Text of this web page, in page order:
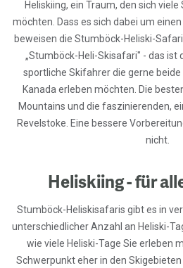
Heliskiing, ein Traum, den sich
möchten. Dass es sich dabei um
beweisen die Stumböck-Heliski-
„Stumböck-Heli-Skisafari" - das ist
sportliche Skifahrer die gerne
Kanada erleben möchten. Die
Mountains und die faszinierenden,
Revelstoke. Eine bessere
nicht.
Heliskiing - für
Stumböck-Heliskisafaris gibt es in
unterschiedlicher Anzahl an Heliski-
wie viele Heliski-Tage Sie erleben
Schwerpunkt eher in den